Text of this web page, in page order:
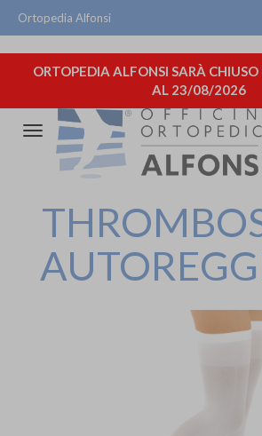
Ortopedia Alfonsi
ORTOPEDIA ALFONSI SARÀ
AL 23/08/2026
Attiva/disattiva
navigazione